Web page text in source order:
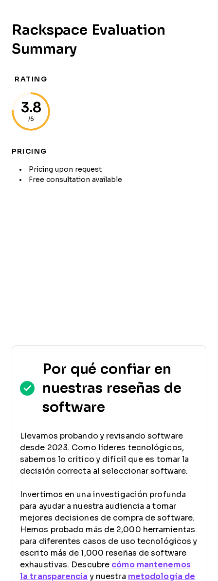
Rackspace Evaluation
Summary
RATING
3.8
/5
PRICING
Pricing upon request
Free consultation available
Por qué confiar en
nuestras reseñas de
software
Llevamos probando y revisando software
desde 2023. Como líderes tecnológicos,
sabemos lo crítico y difícil que es tomar la
decisión correcta al seleccionar software.
Invertimos en una investigación profunda
para ayudar a nuestra audiencia a tomar
mejores decisiones de compra de software.
Hemos probado más de 2,000 herramientas
para diferentes casos de uso tecnológicos y
escrito más de 1,000 reseñas de software
exhaustivas. Descubre cómo mantenemos
la transparencia y nuestra metodología de